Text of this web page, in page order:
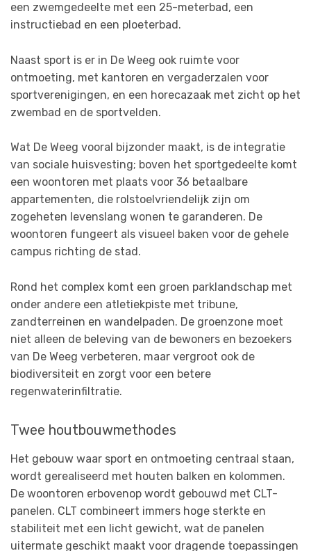
een zwemgedeelte met een 25-meterbad, een
instructiebad en een ploeterbad.
Naast sport is er in De Weeg ook ruimte voor
ontmoeting, met kantoren en vergaderzalen voor
sportverenigingen, en een horecazaak met zicht op het
zwembad en de sportvelden.
Wat De Weeg vooral bijzonder maakt, is de integratie
van sociale huisvesting; boven het sportgedeelte komt
een woontoren met plaats voor 36 betaalbare
appartementen, die rolstoelvriendelijk zijn om
zogeheten levenslang wonen te garanderen. De
woontoren fungeert als visueel baken voor de gehele
campus richting de stad.
Rond het complex komt een groen parklandschap met
onder andere een atletiekpiste met tribune,
zandterreinen en wandelpaden. De groenzone moet
niet alleen de beleving van de bewoners en bezoekers
van De Weeg verbeteren, maar vergroot ook de
biodiversiteit en zorgt voor een betere
regenwaterinfiltratie.
Twee houtbouwmethodes
Het gebouw waar sport en ontmoeting centraal staan,
wordt gerealiseerd met houten balken en kolommen.
De woontoren erbovenop wordt gebouwd met CLT-
panelen. CLT combineert immers hoge sterkte en
stabiliteit met een licht gewicht, wat de panelen
uitermate geschikt maakt voor dragende toepassingen